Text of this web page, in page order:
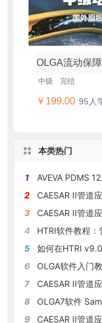
OLGA流动保
中级 完结
￥199.00 95人
本类热门
1
AVEVA PDMS
2
CAESAR II管道应力计算入
3
CAESAR II管道应力计算入门教程
4
HTRI软件教程：管壳
5
如何在HTRI v9.0版
6
OLGA软件入门
7
CAESAR II管道应力计算入
8
OLGA7软件 Sample
9
CAESAR II管道应力计算入